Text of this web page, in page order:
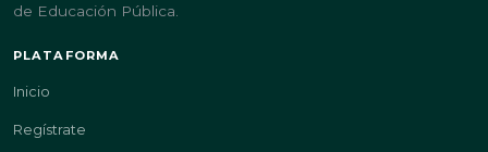
de Educación Pública.
PLATAFORMA
Inicio
Regístrate